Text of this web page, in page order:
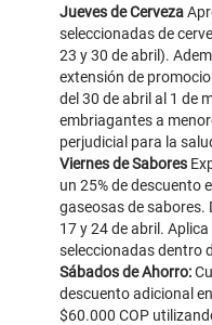
Jueves de Cerveza
seleccionadas de
23 y 30 de abril).
extensión de
del 30 de abril al 1 de
embriagantes a
perjudicial para la
Viernes de Sabores
un 25% de descuento
gaseosas de sabores.
17 y 24 de abril.
seleccionadas dentro
Sábados de Ahorro:
descuento adicional
$60.000 COP